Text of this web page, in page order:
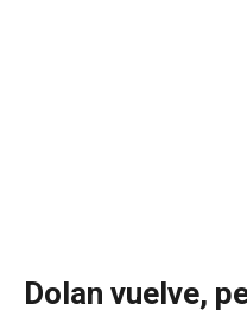
Dolan vuelve,